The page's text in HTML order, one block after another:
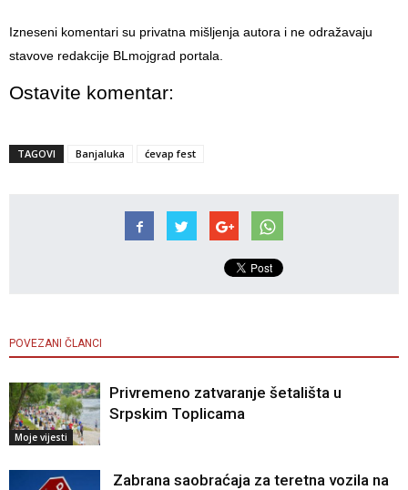
Izneseni komentari su privatna mišljenja autora i ne odražavaju
stavove redakcije BLmojgrad portala.
Ostavite komentar:
TAGOVI Banjaluka ćevap fest
POVEZANI ČLANCI
Moje vijesti
Privremeno zatvaranje šetališta u
Srpskim Toplicama
Zabrana saobraćaja za teretna vozila na